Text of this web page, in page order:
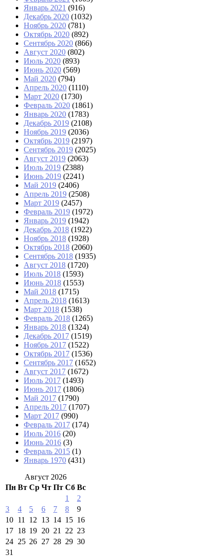
Январь 2021 (916)
Декабрь 2020 (1032)
Ноябрь 2020 (781)
Октябрь 2020 (892)
Сентябрь 2020 (866)
Август 2020 (802)
Июль 2020 (893)
Июнь 2020 (569)
Май 2020 (794)
Апрель 2020 (1110)
Март 2020 (1730)
Февраль 2020 (1861)
Январь 2020 (1783)
Декабрь 2019 (2108)
Ноябрь 2019 (2036)
Октябрь 2019 (2197)
Сентябрь 2019 (2025)
Август 2019 (2063)
Июль 2019 (2388)
Июнь 2019 (2241)
Май 2019 (2406)
Апрель 2019 (2508)
Март 2019 (2457)
Февраль 2019 (1972)
Январь 2019 (1942)
Декабрь 2018 (1922)
Ноябрь 2018 (1928)
Октябрь 2018 (2060)
Сентябрь 2018 (1935)
Август 2018 (1720)
Июль 2018 (1593)
Июнь 2018 (1553)
Май 2018 (1715)
Апрель 2018 (1613)
Март 2018 (1538)
Февраль 2018 (1265)
Январь 2018 (1324)
Декабрь 2017 (1519)
Ноябрь 2017 (1522)
Октябрь 2017 (1536)
Сентябрь 2017 (1652)
Август 2017 (1672)
Июль 2017 (1493)
Июнь 2017 (1806)
Май 2017 (1790)
Апрель 2017 (1707)
Март 2017 (990)
Февраль 2017 (174)
Июль 2016 (20)
Июнь 2016 (3)
Февраль 2015 (1)
Январь 1970 (431)
Август 2026
Пн Вт Ср Чт Пт Сб Вс
1
2
3
4 5 6 7 8
9
10 11 12 13 14 15 16
17 18 19 20 21 22 23
24 25 26 27 28 29 30
31